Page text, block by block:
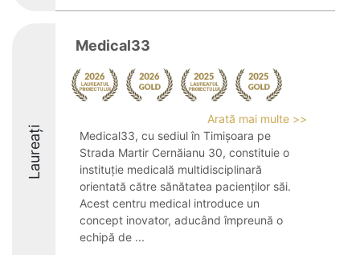
Laureați
Medical33
Arată mai multe >>
Medical33, cu sediul în Timișoara pe
Strada Martir Cernăianu 30, constituie o
instituție medicală multidisciplinară
orientată către sănătatea pacienților săi.
Acest centru medical introduce un
concept inovator, aducând împreună o
echipă de ...